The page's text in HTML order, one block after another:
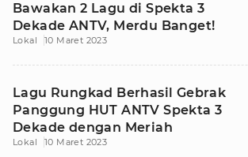
Bawakan 2 Lagu di Spekta 3
Dekade ANTV, Merdu Banget!
Lokal 10 Maret 2023
Lagu Rungkad Berhasil Gebrak
Panggung HUT ANTV Spekta 3
Dekade dengan Meriah
Lokal 10 Maret 2023